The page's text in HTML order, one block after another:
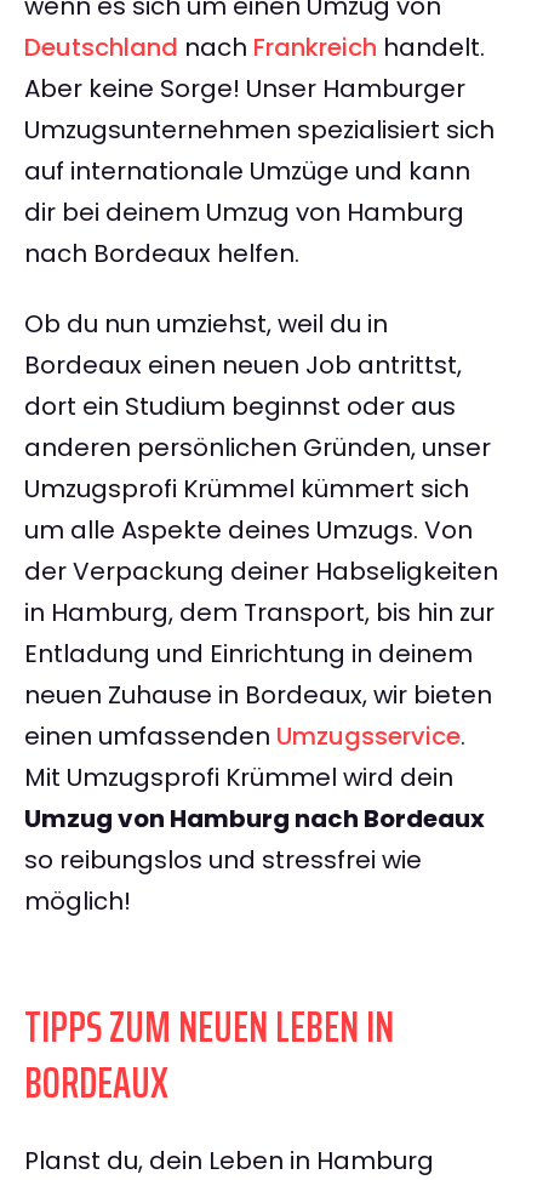
Deutschland nach Frankreich handelt.
Aber keine Sorge! Unser Hamburger
Umzugsunternehmen spezialisiert sich
auf internationale Umzüge und kann
dir bei deinem Umzug von Hamburg
nach Bordeaux helfen.
Ob du nun umziehst, weil du in
Bordeaux einen neuen Job antrittst,
dort ein Studium beginnst oder aus
anderen persönlichen Gründen, unser
Umzugsprofi Krümmel kümmert sich
um alle Aspekte deines Umzugs. Von
der Verpackung deiner Habseligkeiten
in Hamburg, dem Transport, bis hin zur
Entladung und Einrichtung in deinem
neuen Zuhause in Bordeaux, wir bieten
einen umfassenden Umzugsservice.
Mit Umzugsprofi Krümmel wird dein
Umzug von Hamburg nach Bordeaux
so reibungslos und stressfrei wie
möglich!
TIPPS ZUM NEUEN LEBEN IN
BORDEAUX
Planst du, dein Leben in Hamburg